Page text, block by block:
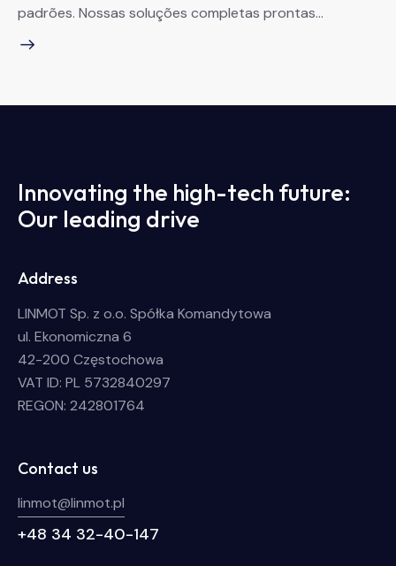
padrões. Nossas soluções completas prontas…
Innovating the high-tech future:
Our leading drive
Address
LINMOT Sp. z o.o. Spółka Komandytowa
ul. Ekonomiczna 6
42-200 Częstochowa
VAT ID: PL 5732840297
REGON: 242801764
Contact us
linmot@linmot.pl
+48 34 32-40-147